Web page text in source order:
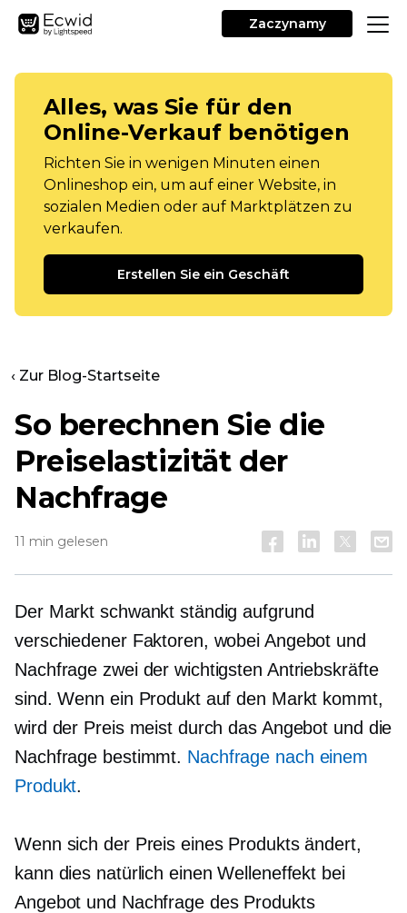
Zaczynamy
Alles, was Sie für den
Online-Verkauf benötigen
Richten Sie in wenigen Minuten einen
Onlineshop ein, um auf einer Website, in
sozialen Medien oder auf Marktplätzen zu
verkaufen.
Erstellen Sie ein Geschäft
‹ Zur Blog-Startseite
So berechnen Sie die
Preiselastizität der
Nachfrage
11 min gelesen
Der Markt schwankt ständig aufgrund
verschiedener Faktoren, wobei Angebot und
Nachfrage zwei der wichtigsten Antriebskräfte
sind. Wenn ein Produkt auf den Markt kommt,
wird der Preis meist durch das Angebot und die
Nachfrage bestimmt. Nachfrage nach einem
Produkt.
Wenn sich der Preis eines Produkts ändert,
kann dies natürlich einen Welleneffekt bei
Angebot und Nachfrage des Produkts